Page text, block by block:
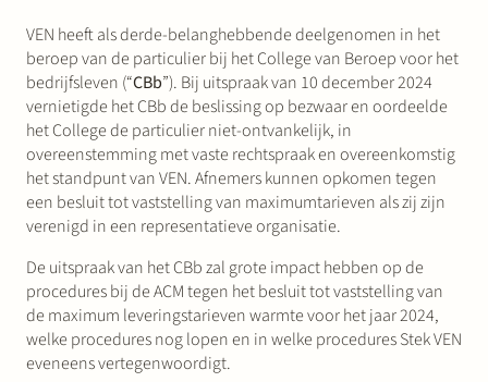
VEN heeft als derde-belanghebbende deelgenomen in het
beroep van de particulier bij het College van Beroep voor het
bedrijfsleven (“CBb”). Bij uitspraak van 10 december 2024
vernietigde het CBb de beslissing op bezwaar en oordeelde
het College de particulier niet-ontvankelijk, in
overeenstemming met vaste rechtspraak en overeenkomstig
het standpunt van VEN. Afnemers kunnen opkomen tegen
een besluit tot vaststelling van maximumtarieven als zij zijn
verenigd in een representatieve organisatie.
De uitspraak van het CBb zal grote impact hebben op de
procedures bij de ACM tegen het besluit tot vaststelling van
de maximum leveringstarieven warmte voor het jaar 2024,
welke procedures nog lopen en in welke procedures Stek VEN
eveneens vertegenwoordigt.